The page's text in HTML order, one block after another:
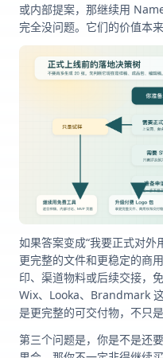
或内部提案，那继续用
完全没问题。它们的价值本
如果答案变成“我要正式对外
更完整的文件和更稳定的商
印、渠道物料或后续交接，
Wix、Looka、Brandmark
是更完整的可交付物，不只
第三个问题是，你是不是还